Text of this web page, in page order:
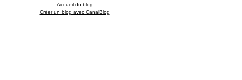
Accueil du blog
Créer un blog avec CanalBlog